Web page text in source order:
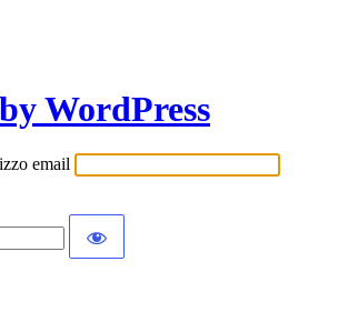
WordPress
email